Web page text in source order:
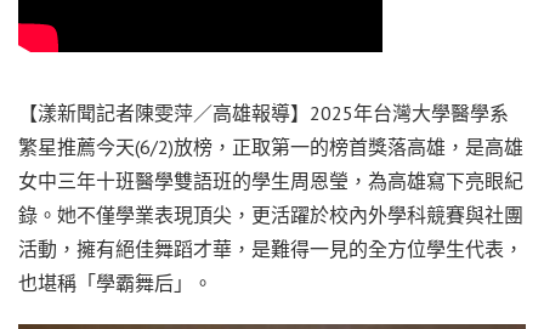
【漾新聞記者陳雯萍／高雄報導】2025年台灣大學醫學系
繁星推薦今天(6/2)放榜，正取第一的榜首獎落高雄，是高雄
女中三年十班醫學雙語班的學生周恩瑩，為高雄寫下亮眼紀
錄。她不僅學業表現頂尖，更活躍於校內外學科競賽與社團
活動，擁有絕佳舞蹈才華，是難得一見的全方位學生代表，
也堪稱「學霸舞后」。